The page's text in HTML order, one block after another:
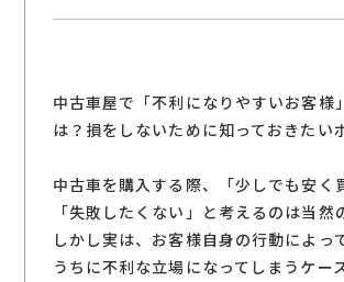
中古車屋で「不利になりやすいお客様
は？損をしないために知っておきたい
中古車を購入する際、「少しでも安く
「失敗したくない」と考えるのは当然
しかし実は、お客様自身の行動によっ
うちに不利な立場になってしまうケー